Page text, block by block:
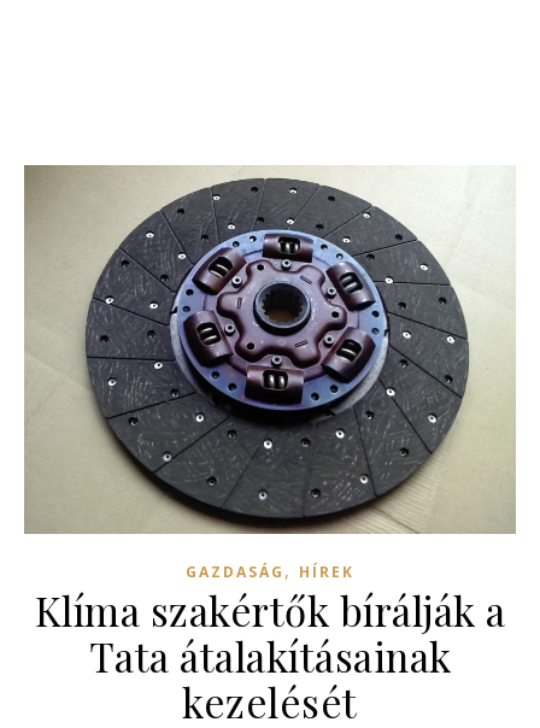
GAZDASÁG , HÍREK
Klíma szakértők bírálják a
Tata átalakításainak
kezelését